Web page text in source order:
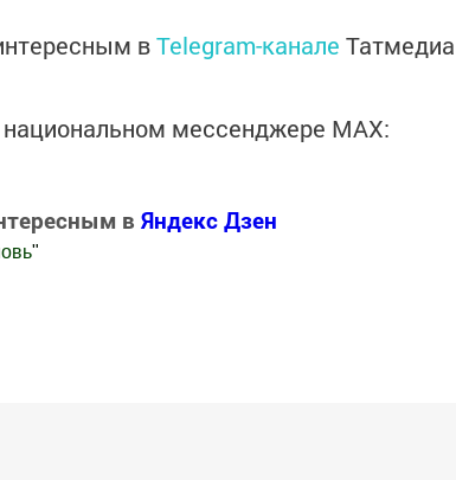
вTelegram-канале Татмедиа
национальном мессенджере MАХ:
в Яндекс Дзен
"